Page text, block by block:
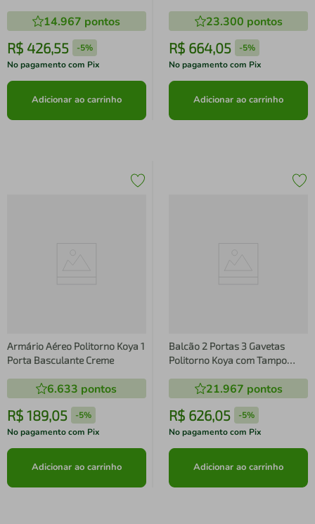
14.967 pontos
R$ 426,55 -5%
No pagamento com Pix
Adicionar ao carrinho
23.300 pontos
R$ 664,05 -5%
No pagamento com Pix
Adicionar ao carrinho
Armário Aéreo Politorno Koya 1
Porta Basculante Creme
6.633 pontos
R$ 189,05 -5%
No pagamento com Pix
Adicionar ao carrinho
Balcão 2 Portas 3 Gavetas
Politorno Koya com Tampo
21.967 pontos
R$ 626,05 -5%
No pagamento com Pix
Adicionar ao carrinho